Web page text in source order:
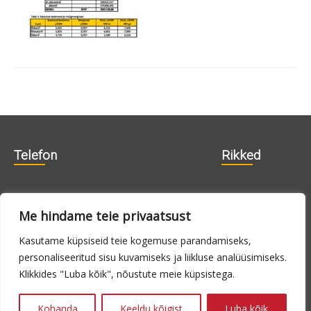
Me hindame teie privaatsust
Kasutame küpsiseid teie kogemuse parandamiseks,
personaliseeritud sisu kuvamiseks ja liikluse analüüsimiseks.
Klikkides "Luba kõik", nõustute meie küpsistega.
Telefon Rikked
715 0180
E-N 9.00 -
14.00
24h